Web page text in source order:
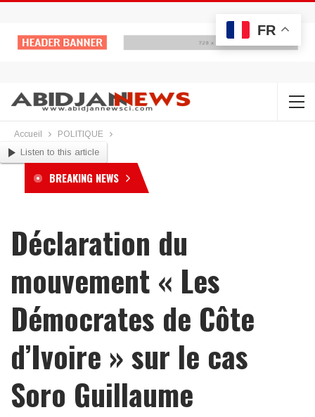
Accueil POLITIQUE
Listen to this article
BREAKING NEWS
Déclaration du
mouvement « Les
Démocrates de Côte
d’Ivoire » sur le cas
Soro Guillaume
FR